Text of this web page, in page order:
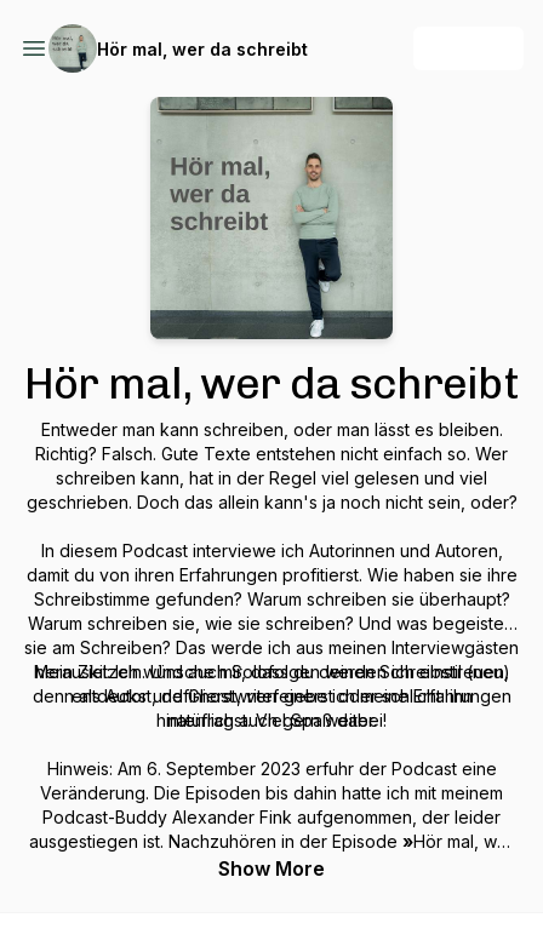
Hör mal, wer da schreibt
Hör mal, wer da schreibt
Entweder man kann schreiben, oder man lässt es bleiben.
Richtig? Falsch. Gute Texte entstehen nicht einfach so. Wer
schreiben kann, hat in der Regel viel gelesen und viel
geschrieben. Doch das allein kann's ja noch nicht sein, oder?
In diesem Podcast interviewe ich Autorinnen und Autoren,
damit du von ihren Erfahrungen profitierst. Wie haben sie ihre
Schreibstimme gefunden? Warum schreiben sie überhaupt?
Warum schreiben sie, wie sie schreiben? Und was begeistert
sie am Schreiben? Das werde ich aus meinen Interviewgästen
herauskitzeln. Und auch Solofolgen werden ich einstreuen,
denn als Autor und Ghostwriter gebe ich meine Erfahrungen
natürlich auch gern weiter.
Mein Ziel: Ich wünsche mir, dass du deinen Schreibstil (neu)
entdeckst, definierst, verfeinerst oder schlicht: ihn
hinterfragst. Viel Spaß dabei!
Hinweis: Am 6. September 2023 erfuhr der Podcast eine
Veränderung. Die Episoden bis dahin hatte ich mit meinem
Podcast-Buddy Alexander Fink aufgenommen, der leider
ausgestiegen ist. Nachzuhören in der Episode »Hör mal, wer
da schreibt 2.0«.
Show More